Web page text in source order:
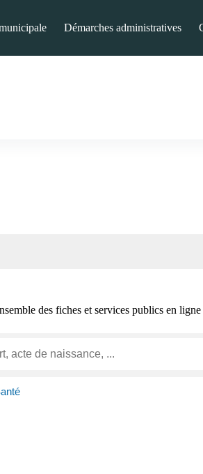
Démarches administratives
des fiches et services publics en